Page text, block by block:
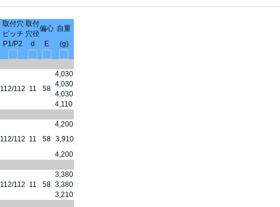
取付穴
ピッチ
取付
穴径
偏心 自重
P1/P2 d E (g)
112/112 11 58
4,030
4,030
4,030
4,110
112/112 11 58
4,200
3,910
4,200
112/112 11 58
3,380
3,380
3,210